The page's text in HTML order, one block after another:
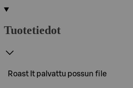
Tuotetiedot
Roast It palvattu possun file